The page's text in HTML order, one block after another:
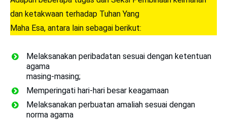
dan ketakwaan terhadap Tuhan Yang
Maha Esa, antara lain sebagai berikut:
Melaksanakan peribadatan sesuai dengan ketentuan
agama
masing-masing;
Memperingati hari-hari besar keagamaan
Melaksanakan perbuatan amaliah sesuai dengan
norma agama